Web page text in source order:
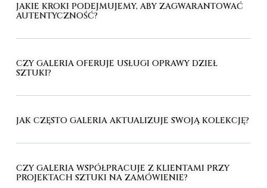
JAKIE KROKI PODEJMUJEMY, ABY ZAGWARANTOWAĆ
AUTENTYCZNOŚĆ?
CZY GALERIA OFERUJE USŁUGI OPRAWY DZIEŁ
SZTUKI?
JAK CZĘSTO GALERIA AKTUALIZUJE SWOJĄ KOLEKCJĘ?
CZY GALERIA WSPÓŁPRACUJE Z KLIENTAMI PRZY
PROJEKTACH SZTUKI NA ZAMÓWIENIE?